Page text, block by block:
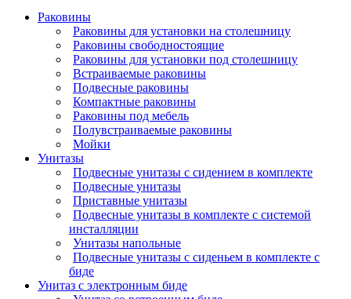
Раковины
Раковины для установки на столешницу
Раковины свободностоящие
Раковины для установки под столешницу
Встраиваемые раковины
Подвесные раковины
Компактные раковины
Раковины под мебель
Полувстраиваемые раковины
Мойки
Унитазы
Подвесные унитазы с сидением в комплекте
Подвесные унитазы
Приставные унитазы
Подвесные унитазы в комплекте с системой
инсталляции
Унитазы напольные
Подвесные унитазы с сиденьем в комплекте с
биде
Унитаз с электронным биде